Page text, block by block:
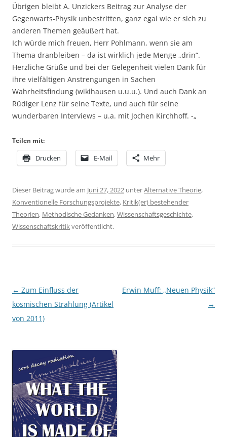
Übrigen bleibt A. Unzickers Beitrag zur Analyse der
Gegenwarts-Physik unbestritten, ganz egal wie er sich zu
anderen Themen geäußert hat.
Ich würde mich freuen, Herr Pohlmann, wenn sie am
Thema dranbleiben – da ist wirklich jede Menge „drin“.
Herzliche Grüße und bei der Gelegenheit vielen Dank für
ihre vielfältigen Anstrengungen in Sachen
Wahrheitsfindung (wikihausen u.u.u.). Und auch Dank an
Rüdiger Lenz für seine Texte, und auch für seine
wunderbaren Interviews – u.a. mit Jochen Kirchhoff. -„
Teilen mit:
Drucken E-Mail Mehr
Dieser Beitrag wurde am Juni 27, 2022 unterAlternative Theorie,
Konventionelle Forschungsprojekte, Kritik(er) bestehender
Theorien, Methodische Gedanken,Wissenschaftsgeschichte,
Wissenschaftskritikveröffentlicht.
Beitragsnavigation
← Zum Einfluss der
kosmischen Strahlung (Artikel
von 2011)
Erwin Muff: „Neuen Physik“
→